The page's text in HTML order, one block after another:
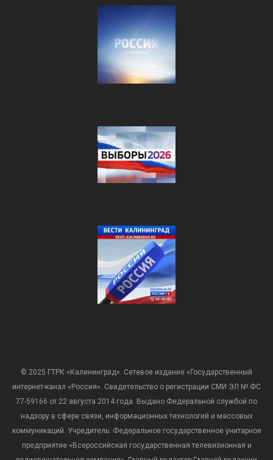
© 2025 ГТРК «Калининград». Сетевое издание «Государственный
интернет-канал «Россия». Свидетельство о регистрации СМИ ЭЛ № ФС
77-59166 от 22 августа 2014 года. Выдано Федеральной службой по
надзору в сфере связи, информационных технологий и массовых
коммуникаций. Учредитель: Федеральное государственное унитарное
предприятие «Всероссийская государственная телевизионная и